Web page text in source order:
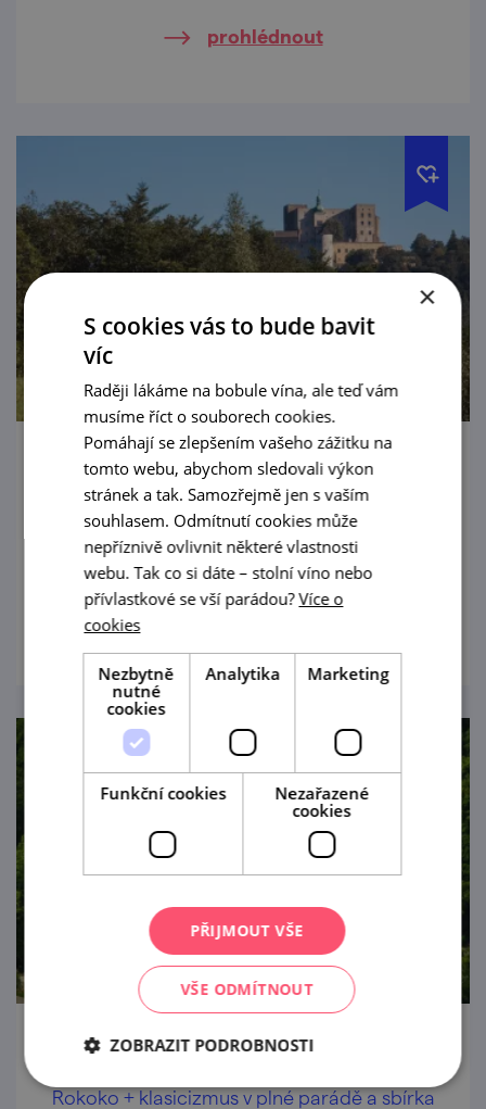
prohlédnout
Státní hrad Buchlov
Na kopci jej uvidíte už z velké dálky.
Majestátní hrad vám ukáže gotiku, renesanci
i baroko.
Státní zámek Rájec nad Svitavou
Rokoko + klasicizmus v plné parádě a sbírka
×
S cookies vás to bude bavit
víc
Raději lákáme na bobule vína, ale teď vám
musíme říct o souborech cookies.
Pomáhají se zlepšením vašeho zážitku na
tomto webu, abychom sledovali výkon
stránek a tak. Samozřejmě jen s vaším
souhlasem. Odmítnutí cookies může
nepříznivě ovlivnit některé vlastnosti
webu. Tak co si dáte – stolní víno nebo
přívlastkové se vší parádou?Více o
cookies
Nezbytně
nutné
cookies
Analytika Marketing
Funkční cookies
Nezařazené
cookies
PŘIJMOUT VŠE
VŠE ODMÍTNOUT
ZOBRAZIT PODROBNOSTI